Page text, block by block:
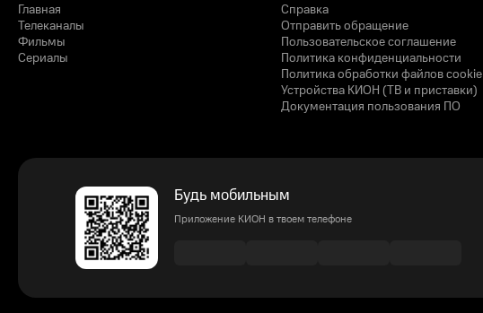
Главная
Телеканалы
Фильмы
Сериалы
Справка
Отправить обращение
Пользовательское соглашение
Политика конфиденциальности
Политика обработки файлов cookie
Устройства КИОН (ТВ и приставки)
Документация пользования ПО
Будь мобильным
Приложение КИОН в твоем телефоне